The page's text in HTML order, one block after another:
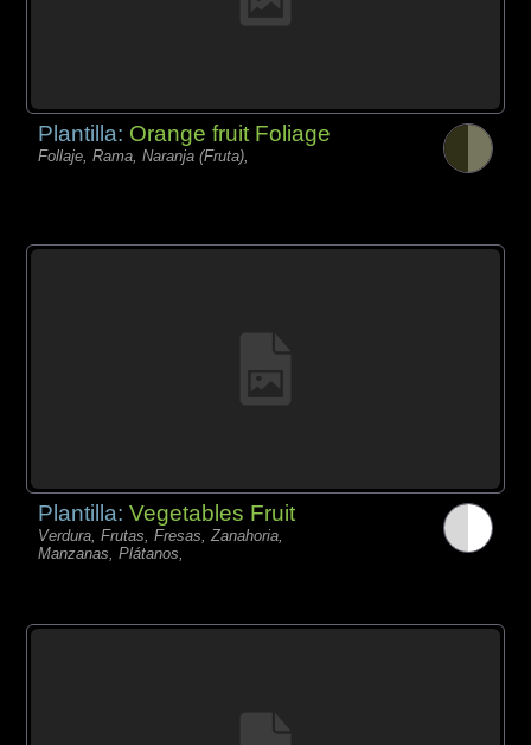
Plantilla: Orange fruit Foliage
Follaje, Rama, Naranja (Fruta),
Plantilla:Vegetables Fruit
Verdura, Frutas, Fresas, Zanahoria,
Manzanas, Plátanos,